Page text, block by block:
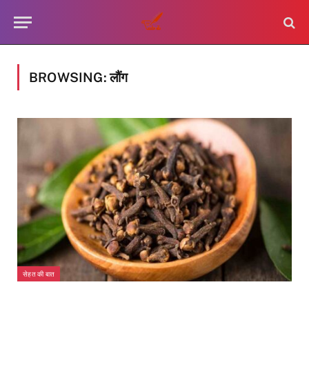
BROWSING:लौंग
सेहत की बात